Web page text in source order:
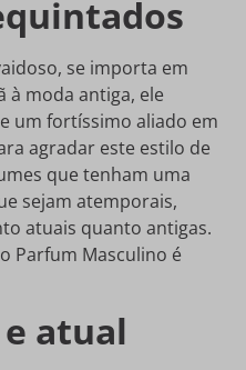
se importa em
à moda antiga, ele
um fortíssimo aliado em
agradar este estilo de
que tenham uma
sejam atemporais,
atuais quanto antigas.
Parfum Masculino é
atual